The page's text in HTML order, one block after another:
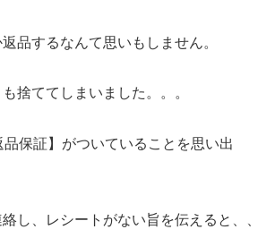
品するなんて思いもしません。
捨ててしまいました。。。
品保証】がついていることを思い出
し、レシートがない旨を伝えると、、